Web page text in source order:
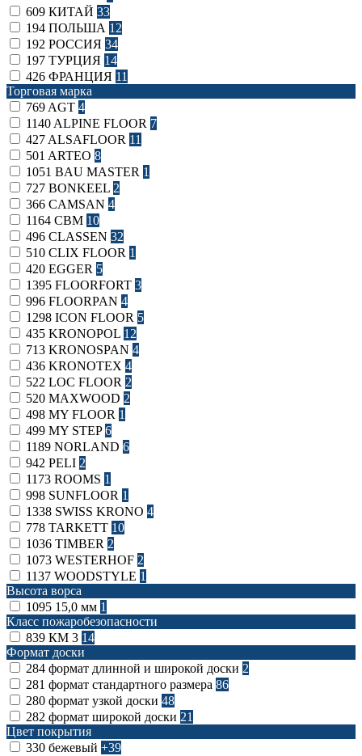
609 КИТАЙ 33
194 ПОЛЬША 12
192 РОССИЯ 34
197 ТУРЦИЯ 14
426 ФРАНЦИЯ 11
Торговая марка
769 AGT 4
1140 ALPINE FLOOR 7
427 ALSAFLOOR 11
501 ARTEO 8
1051 BAU MASTER 1
727 BONKEEL 2
366 CAMSAN 4
1164 CBM 10
496 CLASSEN 32
510 CLIX FLOOR 1
420 EGGER 5
1395 FLOORFORT 3
996 FLOORPAN 4
1298 ICON FLOOR 5
435 KRONOPOL 12
713 KRONOSPAN 4
436 KRONOTEX 4
522 LOC FLOOR 2
520 MAXWOOD 2
498 MY FLOOR 1
499 MY STEP6
1189 NORLAND 6
942 PELI 2
1173 ROOMS 1
998 SUNFLOOR 1
1338 SWISS KRONO 4
778 TARKETT 10
1036 TIMBER 2
1073 WESTERHOF 2
1137 WOODSTYLE 1
Высота ворса
1095 15,0 мм 1
Класс пожаробезопасности
839 КМ 3 14
Формат доски
284 формат длинной и широкой доски 2
281 формат стандартного размера 86
280 формат узкой доски 48
282 формат широкой доски 21
Цвет покрытия
330 бежевый +39